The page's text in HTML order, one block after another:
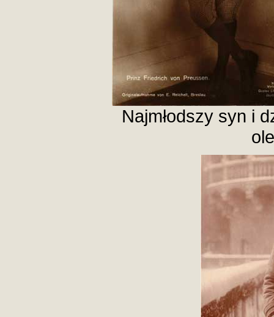
Najmłodszy syn i